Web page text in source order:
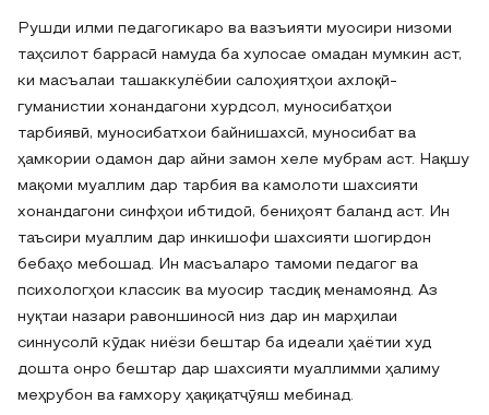
Рушди илми педагогикаро ва вазъияти муосири низоми
таҳсилот баррасӣ намуда ба хулосае омадан мумкин аст,
ки масъалаи ташаккулёбии салоҳиятҳои ахлоқӣ-
гуманистии хонандагони хурдсол, муносибатҳои
тарбиявӣ, муносибатхои байнишахсӣ, муносибат ва
ҳамкории одамон дар айни замон хеле мубрам аст. Нақшу
мақоми муаллим дар тарбия ва камолоти шахсияти
хонандагони синфҳои ибтидоӣ, бениҳоят баланд аст. Ин
таъсири муаллим дар инкишофи шахсияти шогирдон
бебаҳо мебошад. Ин масъаларо тамоми педагог ва
психологҳои классик ва муосир тасдиқ менамоянд. Аз
нуқтаи назари равоншиносӣ низ дар ин марҳилаи
синнусолӣ кӯдак ниёзи бештар ба идеали ҳаётии худ
дошта онро бештар дар шахсияти муаллимми ҳалиму
меҳрубон ва ғамхору ҳақиқатҷӯяш мебинад.